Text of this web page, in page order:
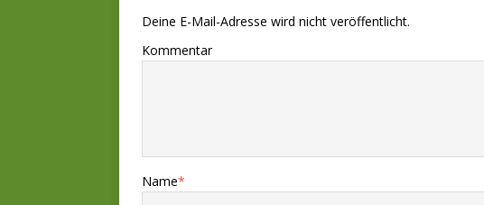
Deine E-Mail-Adresse wird nicht veröffentlicht.
Kommentar
Name*